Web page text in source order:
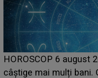
LINE-UP UNTOLD
care deschid festivalul